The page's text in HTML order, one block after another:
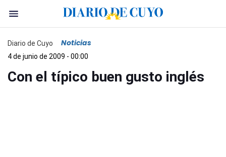
Diario de Cuyo Noticias
4 de junio de 2009 - 00:00
Con el típico buen gusto inglés